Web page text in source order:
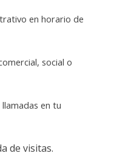
en horario de
social o
en tu
de visitas.